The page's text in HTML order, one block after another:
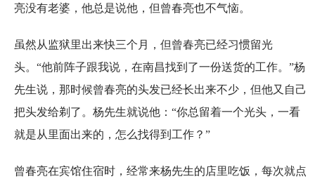
亮没有老婆，他总是说他，但曾春亮也不气恼。
虽然从监狱里出来快三个月，但曾春亮已经习惯留光
头。“他前阵子跟我说，在南昌找到了一份送货的工作。”杨
先生说，那时候曾春亮的头发已经长出来不少，但他又自己
把头发给剃了。杨先生就说他：“你总留着一个光头，一看
就是从里面出来的，怎么找得到工作？”
曾春亮在宾馆住宿时，经常来杨先生的店里吃饭，每次就点